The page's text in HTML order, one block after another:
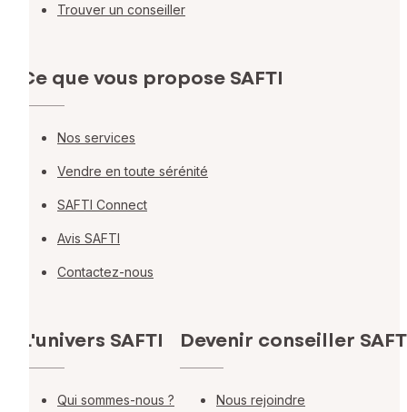
Trouver un conseiller
Ce que vous propose SAFTI
Nos services
Vendre en toute sérénité
SAFTI Connect
Avis SAFTI
Contactez-nous
L'univers SAFTI
Qui sommes-nous ?
Devenir conseiller
Nous rejoindre